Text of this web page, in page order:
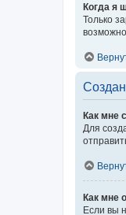
Когда я
Только
Как мне
Для
Как мне
Если вы